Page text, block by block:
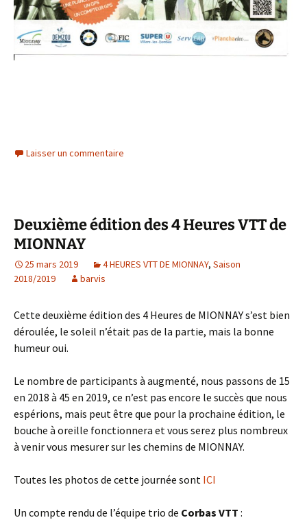
Laisser un commentaire
Deuxième édition des 4 Heures VTT de
MIONNAY
25 mars 2019 4 HEURES VTT DE MIONNAY, Saison
2018/2019
barvis
Cette deuxième édition des 4 Heures de MIONNAY s’est bien
déroulée, le soleil n’était pas de la partie, mais la bonne
humeur oui.
Le nombre de participants à augmenté, nous passons de 15
en 2018 à 45 en 2019, ce n’est pas encore le succès que nous
espérions, mais peut être que pour la prochaine édition, le
bouche à oreille fonctionnera et vous serez plus nombreux
à venir vous mesurer sur les chemins de MIONNAY.
Toutes les photos de cette journée sont ICI
Un compte rendu de l’équipe trio de Corbas VTT :